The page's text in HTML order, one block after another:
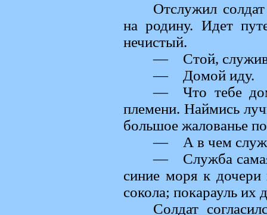
Отслужил
на родину. Идет
нечистый.
— Стой,
— Домой иду.
— Что тебе
племени. Наймись
большое жалованье
— А в чем
— Служба самая
синие моря к дочери
сокола; покарауль их
Солдат